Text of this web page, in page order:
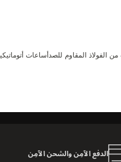
الفولاذ المقاوم للصدأساعات
الدفع الآمِن والشحن الآمِن